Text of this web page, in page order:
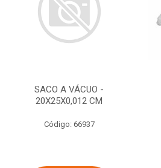
SACO A VÁCUO -
20X25X0,012 CM
Código: 66937